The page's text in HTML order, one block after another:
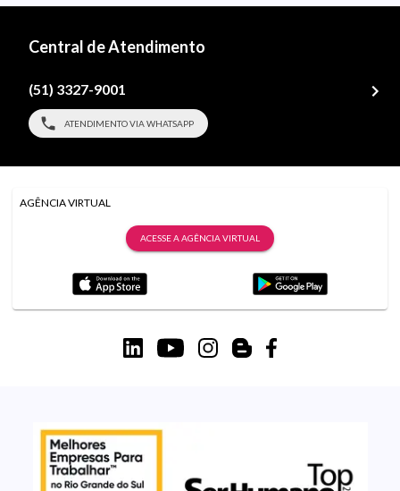
Central de Atendimento
(51) 3327-9001
ATENDIMENTO VIA WHATSAPP
AGÊNCIA VIRTUAL
ACESSE A AGÊNCIA VIRTUAL